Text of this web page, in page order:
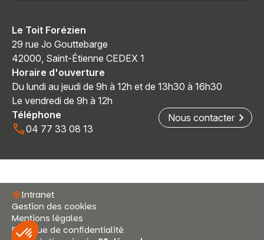
Le Toit Forézien
29 rue Jo Gouttebarge
42000, Saint-Étienne CEDEX 1
Horaire d'ouverture
Du lundi au jeudi de 9h à 12h et de 13h30 à 16h30
Le vendredi de 9h à 12h
Téléphone
04 77 33 08 13
Nous contacter
Intranet
Gestion des cookies
Mentions légales
Politique de confidentialité